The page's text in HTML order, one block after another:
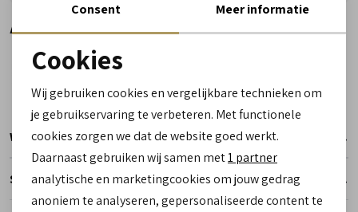
Alternatieve kleuren
Winkelvoorraad
Specificaties
Noodzakelijke cookies
Analytische cookies
Marketing cookies
Consent Meer informatie
Cookies
Wij gebruiken cookies en vergelijkbare technieken om
je gebruikservaring te verbeteren. Met functionele
cookies zorgen we dat de website goed werkt.
Daarnaast gebruiken wij samen met1 partner
analytische en marketingcookies om jouw gedrag
anoniem te analyseren, gepersonaliseerde content te